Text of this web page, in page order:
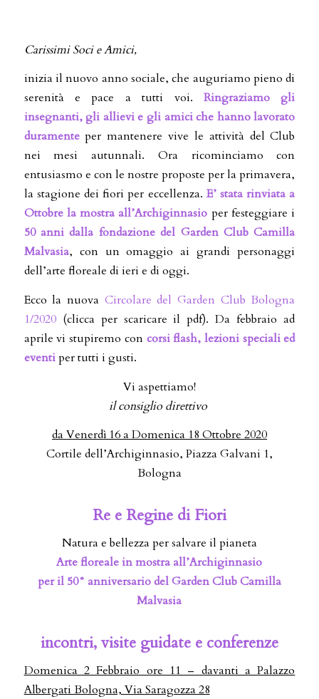
Carissimi Soci e Amici,
inizia il nuovo anno sociale, che auguriamo pieno di
serenità e pace a tutti voi. Ringraziamo gli
insegnanti, gli allievi e gli amici che hanno lavorato
duramenteper mantenere vive le attività del Club
nei mesi autunnali. Ora ricominciamo con
entusiasmo e con le nostre proposte per la primavera,
la stagione dei fiori per eccellenza.E’ stata rinviata a
Ottobre la mostra all’Archiginnasio per festeggiare i
50 anni dalla fondazione del Garden Club Camilla
Malvasia, con un omaggio ai grandi personaggi
dell’arte floreale di ieri e di oggi.
Ecco la nuova Circolare del Garden Club Bologna
1/2020(clicca per scaricare il pdf). Da febbraio ad
aprile vi stupiremo con corsi flash, lezioni speciali ed
eventiper tutti i gusti.
Vi aspettiamo!
il consiglio direttivo
da Venerdì 16 a Domenica 18 Ottobre 2020
Cortile dell’Archiginnasio, Piazza Galvani 1,
Bologna
Re e Regine di Fiori
Natura e bellezza per salvare il pianeta
Arte floreale in mostra all’Archiginnasio
per il 50° anniversario del Garden Club Camilla
Malvasia
incontri, visite guidate e conferenze
Domenica 2 Febbraio ore 11 – davanti a Palazzo
Albergati Bologna, Via Saragozza 28